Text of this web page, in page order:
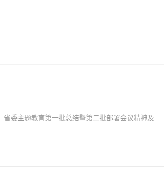
委主题教育第一批总结暨第二批部署会议精神及